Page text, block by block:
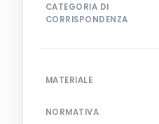
CATEGORIA DI
CORRISPONDENZA
MATERIALE
NORMATIVA